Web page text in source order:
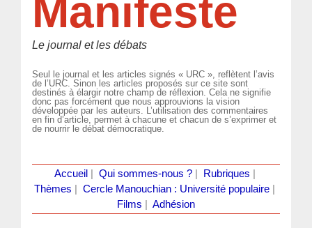
Manifeste
Le journal et les débats
Seul le journal et les articles signés « URC », reflètent l’avis
de l’URC. Sinon les articles proposés sur ce site sont
destinés à élargir notre champ de réflexion. Cela ne signifie
donc pas forcément que nous approuvions la vision
développée par les auteurs. L’utilisation des commentaires
en fin d’article, permet à chacune et chacun de s’exprimer et
de nourrir le débat démocratique.
Accueil Qui sommes-nous ?| Rubriques
Thèmes
Cercle Manouchian : Université populaire
Films
Adhésion